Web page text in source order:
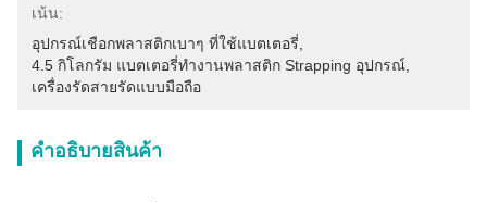
เน้น:
อุปกรณ์เชือกพลาสติกเบาๆ ที่ใช้แบตเตอรี่
4.5 กิโลกรัม แบตเตอรี่ทํางานพลาสติก Strapping อุปกรณ์
เครื่องรัดสายรัดแบบมือถือ
คําอธิบายสินค้า